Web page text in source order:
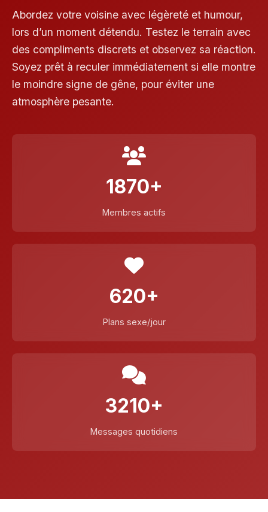
Abordez votre voisine avec légèreté et humour,
lors d’un moment détendu. Testez le terrain avec
des compliments discrets et observez sa réaction.
Soyez prêt à reculer immédiatement si elle montre
le moindre signe de gêne, pour éviter une
atmosphère pesante.
1870+
Membres actifs
620+
Plans sexe/jour
3210+
Messages quotidiens